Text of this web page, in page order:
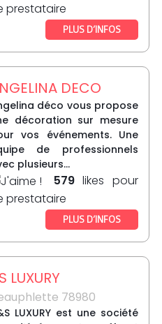
prestataire
PLUS D’INFOS
DECO
déco vous propose
décoration sur mesure
vos événements. Une
de professionnels
plusieurs...
579likes pour
prestataire
PLUS D’INFOS
LUXURY
78980
LUXURY est une société